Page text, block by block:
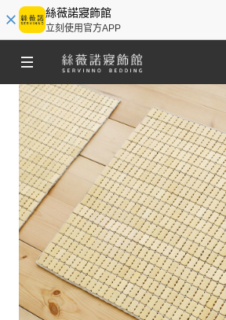
絲薇諾寢飾館
立刻使用官方APP